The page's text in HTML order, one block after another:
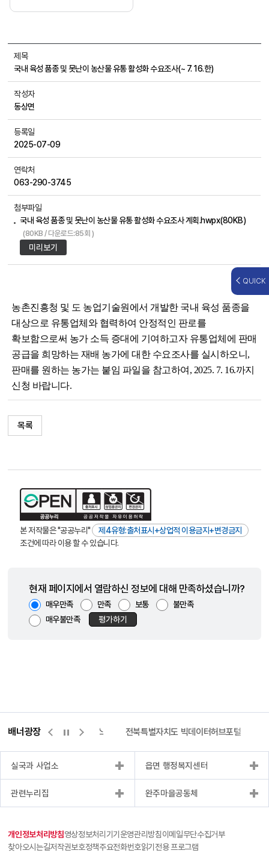
제목
국내 육성 품종 및 못난이 농산물 유통 활성화 수요조사(~ 7. 16.한)
작성자
동상면
등록일
2025-07-09
연락처
063-290-3745
첨부파일
국내 육성 품종 및 못난이 농산물 유통 활성화 수요조사 계획.hwpx(80KB)
(80KB / 다운로드:85회 )
미리보기
농촌진흥청 및 도 농업기술원에서 개발한 국내 육성 품종을
대상으로 유통업체와 협력하여 안정적인 판로를
확보함으로써 농가 소득 증대에 기여하고자 유통업체에 판매
공급을 희망하는 재배 농가에 대한 수요조사를 실시하오니,
판매를 원하는 농가는 붙임 파일을 참고하여, 2025. 7. 16.까지
신청 바랍니다.
목록
본 저작물은 "공공누리"
제4유형:출처표시+상업적 이용금지+변경금지
조건에 따라 이용 할 수 있습니다.
현재 페이지에서 열람하신 정보에 대해 만족하셨습니까?
매우만족 만족 보통
불만족
매우불만족
평가하기
QUICK
배너광장
량바로처리센터 위택스 전북특별자치도 빅데이터허브포털
실국과 사업소 읍면 행정복지센터
관련누리집 완주마을공동체
개인정보처리방침영상정보처리기기운영관리방침이메일무단수집거부
찾아오시는길저작권보호정책주요전화번호읽기전용 프로그램